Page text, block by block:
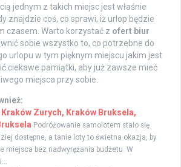
jednym z takich miejsc jest właśnie
znajdzie coś, co sprawi, iż urlop będzie
czasem. Warto korzystać z ofert biur
sobie wszystko to, co potrzebne do
urlopu w tym pięknym miejscu jakim jest
ciekawe pamiątki, aby już zawsze mieć
miejsca przy sobie.
Zurych, Kraków Bruksela,
Podróżowanie samolotem stało się
dostępne, a tanie loty to świetna okazja, by
miejsca bez nadwyrężania budżetu. W